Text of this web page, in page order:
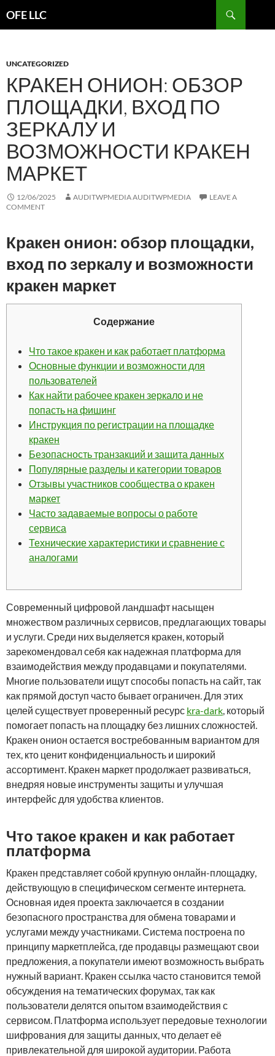
OFE LLC
UNCATEGORIZED
КРАКЕН ОНИОН: ОБЗОР
ПЛОЩАДКИ, ВХОД ПО
ЗЕРКАЛУ И
ВОЗМОЖНОСТИ КРАКЕН
МАРКЕТ
12/06/2025 AUDITWPMEDIA AUDITWPMEDIA
LEAVE A
COMMENT
Кракен онион: обзор площадки,
вход по зеркалу и возможности
кракен маркет
Содержание
Что такое кракен и как работает платформа
Основные функции и возможности для
пользователей
Как найти рабочее кракен зеркало и не
попасть на фишинг
Инструкция по регистрации на площадке
кракен
Безопасность транзакций и защита данных
Популярные разделы и категории товаров
Отзывы участников сообщества о кракен
маркет
Часто задаваемые вопросы о работе
сервиса
Технические характеристики и сравнение с
аналогами
Современный цифровой ландшафт насыщен
множеством различных сервисов, предлагающих товары
и услуги. Среди них выделяется кракен, который
зарекомендовал себя как надежная платформа для
взаимодействия между продавцами и покупателями.
Многие пользователи ищут способы попасть на сайт, так
как прямой доступ часто бывает ограничен. Для этих
целей существует проверенный ресурс kra-dark, который
помогает попасть на площадку без лишних сложностей.
Кракен онион остается востребованным вариантом для
тех, кто ценит конфиденциальность и широкий
ассортимент. Кракен маркет продолжает развиваться,
внедряя новые инструменты защиты и улучшая
интерфейс для удобства клиентов.
Что такое кракен и как работает
платформа
Кракен представляет собой крупную онлайн-площадку,
действующую в специфическом сегменте интернета.
Основная идея проекта заключается в создании
безопасного пространства для обмена товарами и
услугами между участниками. Система построена по
принципу маркетплейса, где продавцы размещают свои
предложения, а покупатели имеют возможность выбрать
нужный вариант. Кракен ссылка часто становится темой
обсуждения на тематических форумах, так как
пользователи делятся опытом взаимодействия с
сервисом. Платформа использует передовые технологии
шифрования для защиты данных, что делает её
привлекательной для широкой аудитории. Работа